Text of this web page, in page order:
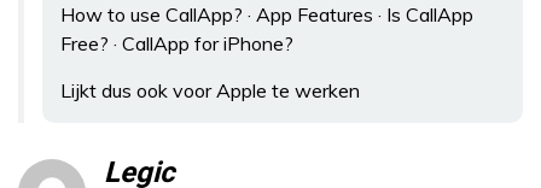
‎How to use CallApp? · ‎App Features · ‎Is CallApp
Free? · ‎CallApp for iPhone?
Lijkt dus ook voor Apple te werken
Legic